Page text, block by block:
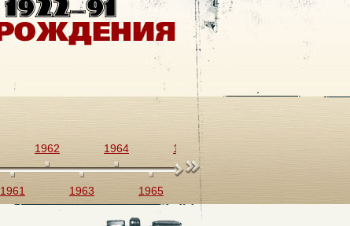
1961
1962
1963
1964
1965
1966